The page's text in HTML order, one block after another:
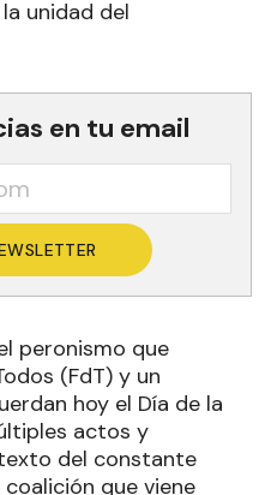
unidad del
en tu email
peronismo que
(FdT) y un
hoy el Día de la
actos y
del constante
que viene